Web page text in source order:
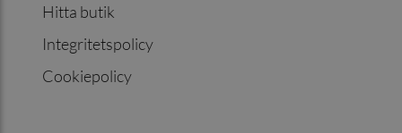
Hitta butik
Integritetspolicy
Cookiepolicy